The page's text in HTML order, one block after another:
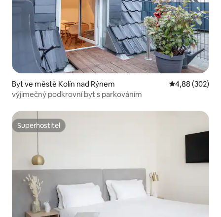
Byt ve městě Kolín nad Rýnem Průměrné
4,88 (302)
výjimečný podkrovní byt s parkováním
Superhostitel
Superhostitel